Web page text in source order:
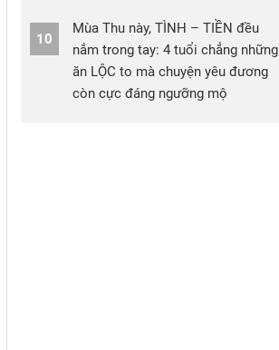
10
Mùa Thu này, TÌNH – TIỀN đều
nắm trong tay: 4 tuổi chẳng những
ăn LỘC to mà chuyện yêu đương
còn cực đáng ngưỡng mộ